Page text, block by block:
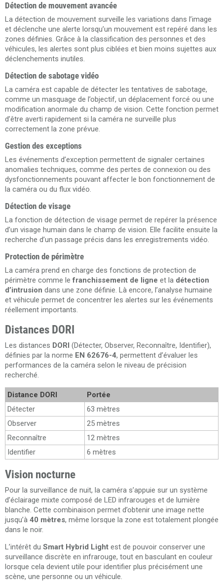
Détection de mouvement avancée
La détection de mouvement surveille les variations dans l’image
et déclenche une alerte lorsqu’un mouvement est repéré dans les
zones définies. Grâce à la classification des personnes et des
véhicules, les alertes sont plus ciblées et bien moins sujettes aux
déclenchements inutiles.
Détection de sabotage vidéo
La caméra est capable de détecter les tentatives de sabotage,
comme un masquage de l’objectif, un déplacement forcé ou une
modification anormale du champ de vision. Cette fonction permet
d’être averti rapidement si la caméra ne surveille plus
correctement la zone prévue.
Gestion des exceptions
Les événements d’exception permettent de signaler certaines
anomalies techniques, comme des pertes de connexion ou des
dysfonctionnements pouvant affecter le bon fonctionnement de
la caméra ou du flux vidéo.
Détection de visage
La fonction de détection de visage permet de repérer la présence
d’un visage humain dans le champ de vision. Elle facilite ensuite la
recherche d’un passage précis dans les enregistrements vidéo.
Protection de périmètre
La caméra prend en charge des fonctions de protection de
périmètre comme lefranchissement de ligne et la détection
d’intrusion dans une zone définie. Là encore, l’analyse humaine
et véhicule permet de concentrer les alertes sur les événements
réellement importants.
Distances DORI
Les distances DORI (Détecter, Observer, Reconnaître, Identifier),
définies par la norme EN 62676-4, permettent d’évaluer les
performances de la caméra selon le niveau de précision
recherché.
Distance DORI
Portée
Détecter
63 mètres
Observer
25 mètres
Reconnaître
12 mètres
Identifier
6 mètres
Vision nocturne
Pour la surveillance de nuit, la caméra s’appuie sur un système
d’éclairage mixte composé de LED infrarouges et de lumière
blanche. Cette combinaison permet d’obtenir une image nette
jusqu’à 40 mètres, même lorsque la zone est totalement plongée
dans le noir.
L’intérêt du Smart Hybrid Light est de pouvoir conserver une
surveillance discrète en infrarouge, tout en basculant en couleur
lorsque cela devient utile pour identifier plus précisément une
scène, une personne ou un véhicule.